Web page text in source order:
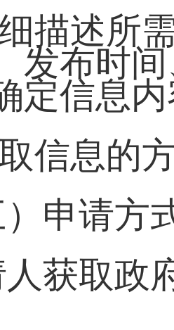
描述所
发布时
定信息
信息的
）申请方
获取政